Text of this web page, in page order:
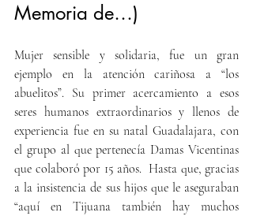
Memoria de…)
Mujer sensible y solidaria, fue un gran
ejemplo en la atención cariñosa a “los
abuelitos”. Su primer acercamiento a esos
seres humanos extraordinarios y llenos de
experiencia fue en su natal Guadalajara, con
el grupo al que pertenecía Damas Vicentinas
que colaboró por 15 años.  Hasta que, gracias
a la insistencia de sus hijos que le aseguraban
“aquí en Tijuana también hay muchos